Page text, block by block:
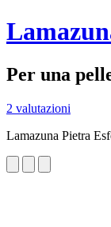
Per una
2 valutazioni
Lamazuna Pietra